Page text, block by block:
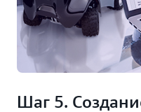
Шаг 5.